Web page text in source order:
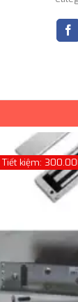
Tiết kiệm: